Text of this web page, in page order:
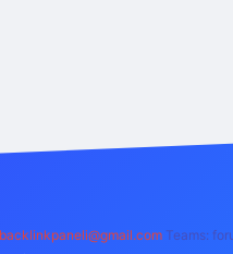
backlinkpaneli@gmail.com Teams: